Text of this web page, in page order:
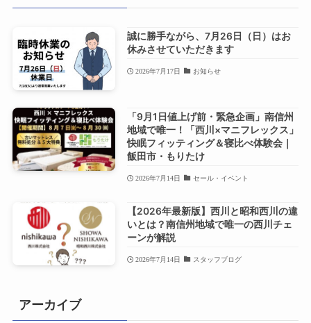
誠に勝手ながら、7月26日（日）はお
休みさせていただきます
2026年7月17日 お知らせ
「9月1日値上げ前・緊急企画」南信州
地域で唯一！「西川×マニフレックス」
快眠フィッティング＆寝比べ体験会｜
飯田市・もりたけ
2026年7月14日 セール・イベント
【2026年最新版】西川と昭和西川の違
いとは？南信州地域で唯一の西川チェ
ーンが解説
2026年7月14日 スタッフブログ
アーカイブ